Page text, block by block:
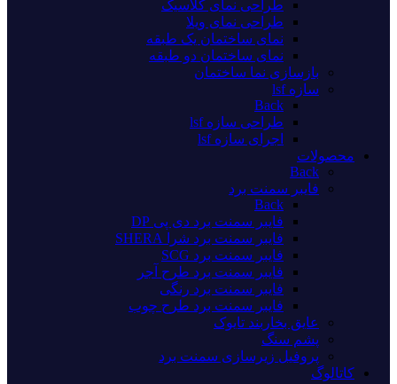
طراحی نمای کلاسیک
طراحی نمای ویلا
نمای ساختمان یک طبقه
نمای ساختمان دو طبقه
بازسازی نما ساختمان
سازه lsf
Back
طراحی سازه lsf
اجرای سازه lsf
محصولات
Back
فایبر سمنت برد
Back
فایبر سمنت برد دی پی DP
فایبر سمنت برد شرا SHERA
فایبر سمنت برد SCG
فایبر سمنت برد طرح آجر
فایبر سمنت برد رنگی
فایبر سمنت برد طرح چوب
عایق بخاربند تایوک
پشم سنگ
پروفیل زیرسازی سمنت برد
کاتالوگ